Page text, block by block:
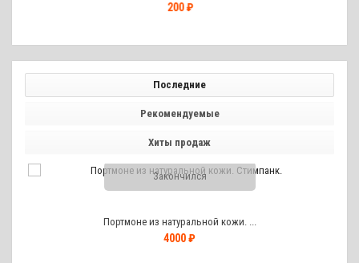
200 ₽
Последние
Рекомендуемые
Хиты продаж
Закончился
Портмоне из натуральной кожи. ...
4000 ₽